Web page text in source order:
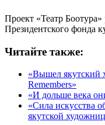
Проект «Театр
Президентского фонда
Читайте также:
«Вышел якутский
Remembers»
«И дольше века
«Сила искусства
якутской